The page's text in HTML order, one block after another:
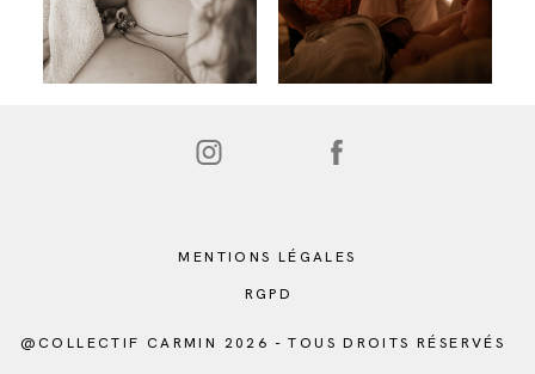
RGPD
MENTIONS LÉGALES
@COLLECTIF CARMIN 2026 - TOUS DROITS RÉSERVÉS